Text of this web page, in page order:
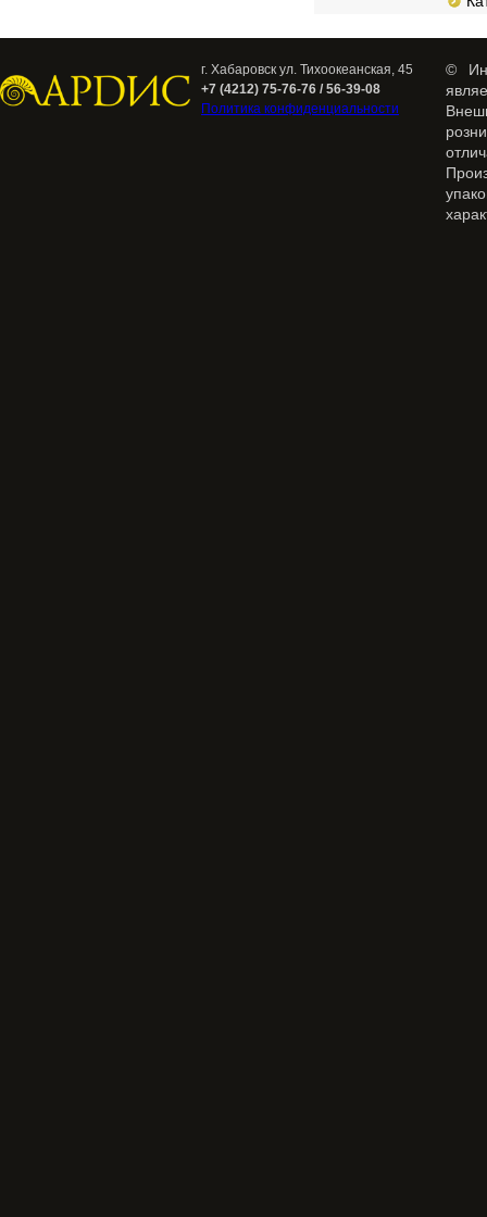
г. Хабаровск ул. Тихоокеанская, 45
+7 (4212) 75-76-76 / 56-39-08
Политика конфиденциальности
©